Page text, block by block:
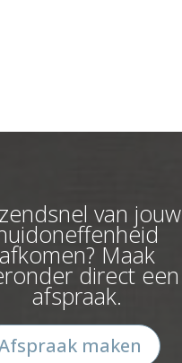
van jouw
afkomen? Maak
direct een
afspraak.
maken